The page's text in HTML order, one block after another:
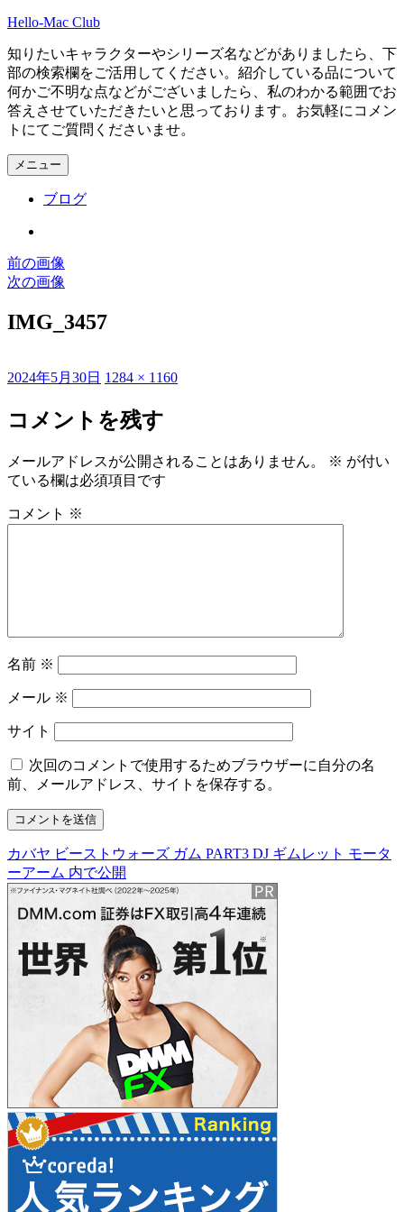
コ
テ
ン
ツ
へ
ス
キ
ッ
Hello-Mac Club
知りたいキャラクターやシリーズ名などがありましたら、下
部の検索欄をご活用してください。紹介している品について
何かご不明な点などがございましたら、私のわかる範囲でお
答えさせていただきたいと思っております。お気軽にコメン
トにてご質問くださいませ。
メニュー
ブログ
前の画像
次の画像
IMG_3457
投
日:
2024年5月30日 フ
サ
イ
1284 × 1160
コメントを残す
メールアドレスが公開されることはありません。 ※ が付い
ている欄は必須項目です
コメント ※
名前 ※
メール ※
サイト
次回のコメントで使用するためブラウザーに自分の名
前、メールアドレス、サイトを保存する。
投
稿
ナ
ビ
ゲ
カバヤ ビーストウォーズ ガム PART3 DJ ギムレット モータ
ーアーム 内で公開